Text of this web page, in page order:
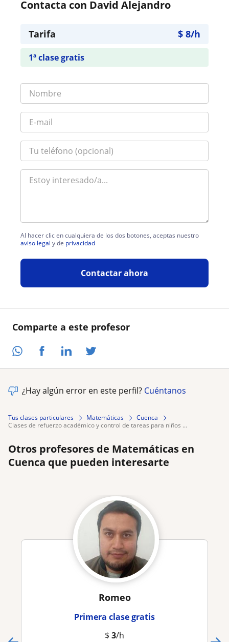
Comparte a este profesor
Contacta con David Alejandro
Tarifa $ 8/h
1ª clase gratis
Al hacer clic en cualquiera de los dos botones, aceptas nuestro
aviso legal y de privacidad
Contactar ahora
¿Hay algún error en este perfil? Cuéntanos
Tus clases particulares Matemáticas
Cuenca
clases de refuerzo académico y control de tareas para niños ...
Otros profesores de Matemáticas en
Cuenca que pueden interesarte
Romeo
Primera clase gratis
$ 3/h